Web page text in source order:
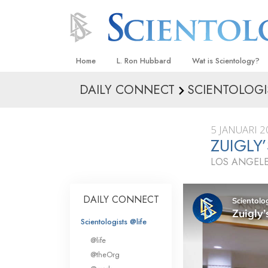
Home L. Ron Hubbard Wat is Scientology?
Overtuigingen &
Wat scientologen
Scientology
Maak kennis met een
Binnen in een Kerk
De Grondbeginselen
Een Inleiding tot
DAILY CONNECT
5 JANUARI
LOS
DAILY CONNECT
Scientologists @life
@life
@theOrg